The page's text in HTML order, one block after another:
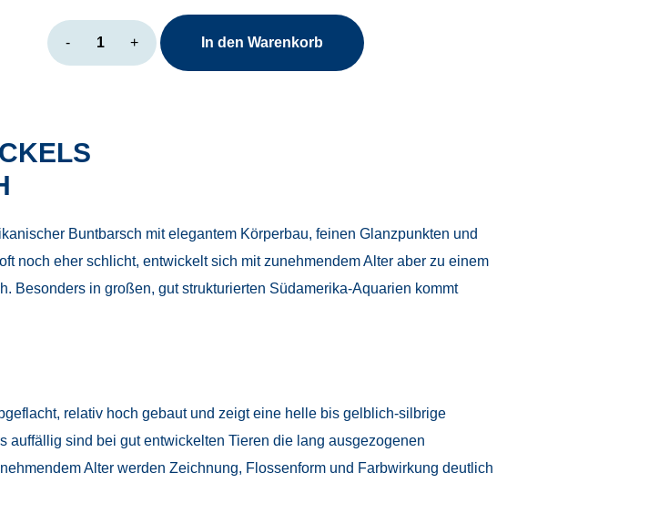
-
Acarichthys
heckelii
+ In den Warenkorb
Buntbarsch mit elegantem Körperbau, feinen Glanzpunkten und
noch eher schlicht, entwickelt sich mit zunehmendem Alter aber zu einem
Besonders in großen, gut strukturierten Südamerika-Aquarien kommt
relativ hoch gebaut und zeigt eine helle bis gelblich-silbrige
sind bei gut entwickelten Tieren die lang ausgezogenen
Alter werden Zeichnung, Flossenform und Farbwirkung deutlich